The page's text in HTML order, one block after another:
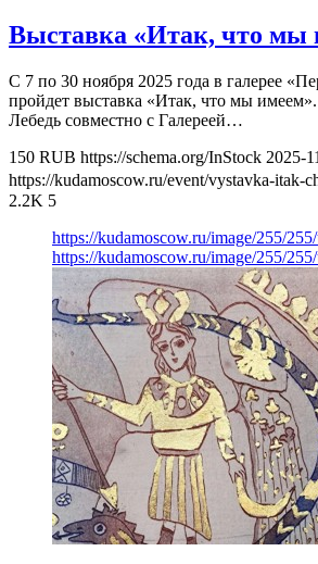
Выставка «Итак, что мы
С 7 по 30 ноября 2025 года в галерее
пройдет выставка «Итак, что мы
Лебедь совместно с Галереей…
150 RUB https://schema.org/InStock 2025-
https://kudamoscow.ru/event/vystavka-itak-
2.2K 5
https://kudamoscow.ru/image/255/
https://kudamoscow.ru/image/255/